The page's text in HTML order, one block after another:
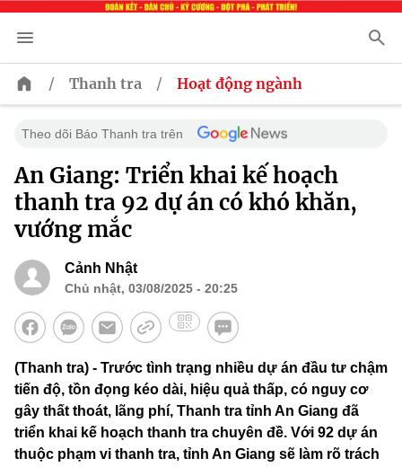
/ Thanh tra / Hoạt động ngành
Theo dõi Báo Thanh tra trên
An Giang: Triển khai kế hoạch
thanh tra 92 dự án có khó khăn,
vướng mắc
Cảnh Nhật
Chủ nhật, 03/08/2025 - 20:25
(Thanh tra) - Trước tình trạng nhiều dự án đầu tư chậm
tiến độ, tồn đọng kéo dài, hiệu quả thấp, có nguy cơ
gây thất thoát, lãng phí, Thanh tra tỉnh An Giang đã
triển khai kế hoạch thanh tra chuyên đề. Với 92 dự án
thuộc phạm vi thanh tra, tỉnh An Giang sẽ làm rõ trách